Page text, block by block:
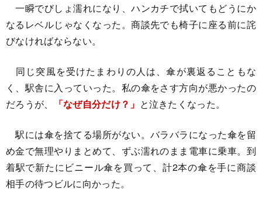
一瞬でびしょ濡れになり、ハンカチで拭いてもどうにか
なるレベルじゃなくなった。商談先でも椅子に座る前に詫
びなければならない。
同じ突風を受けたまわりの人は、傘が裏返ることもな
く、駅舎に入っていった。私の傘をさす方向が悪かったの
だろうが、
「なぜ自分だけ？」 と泣きたくなった。
駅には傘を捨てる場所がない。バラバラになった傘を留
め金で無理やりまとめて、ずぶ濡れのまま電車に乗車。到
着駅で新たにビニール傘を買って、計2本の傘を手に商談
相手の待つビルに向かった。